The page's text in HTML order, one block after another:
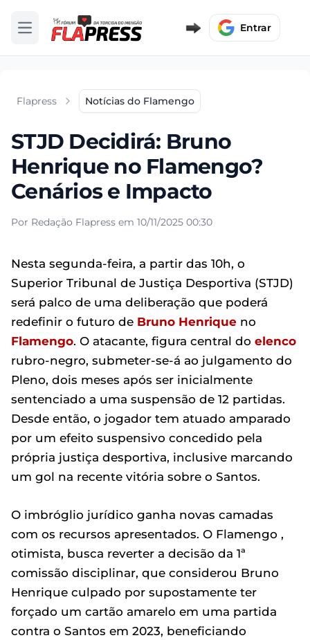
Abrir menu Entrar
Flapress Notícias do Flamengo
STJD Decidirá: Bruno
Henrique no Flamengo?
Cenários e Impacto
Por Redação Flapress em 10/11/2025 00:30
Nesta segunda-feira, a partir das 10h, o
Superior Tribunal de Justiça Desportiva (STJD)
será palco de uma deliberação que poderá
redefinir o futuro de Bruno Henrique no
Flamengo. O atacante, figura central do elenco
rubro-negro, submeter-se-á ao julgamento do
Pleno, dois meses após ser inicialmente
sentenciado a uma suspensão de 12 partidas.
Desde então, o jogador tem atuado amparado
por um efeito suspensivo concedido pela
própria justiça desportiva, inclusive marcando
um gol na recente vitória sobre o Santos.
O imbróglio jurídico ganha novas camadas
com os recursos apresentados. O Flamengo ,
otimista, busca reverter a decisão da 1ª
comissão disciplinar, que considerou Bruno
Henrique culpado por supostamente ter
forçado um cartão amarelo em uma partida
contra o Santos em 2023, beneficiando